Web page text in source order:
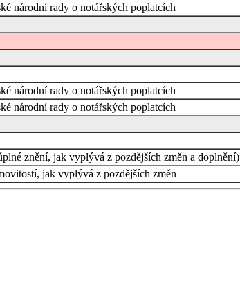
národní rady o notářských poplatcích
národní rady o notářských poplatcích
národní rady o notářských poplatcích
znění, jak vyplývá z pozdějších změn a doplnění)
jak vyplývá z pozdějších změn